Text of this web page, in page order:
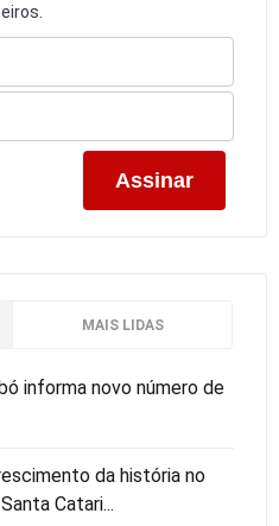
MAIS LIDAS
informa novo número de
da história no
Catari...